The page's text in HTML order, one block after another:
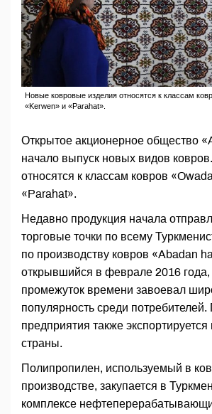
Новые ковровые изделия относятся к классам
«Kerwen» и «Parahat».
Открытое акционерное общество
начало выпуск новых видов
относятся к классам ковров
«Parahat».
Недавно продукция начала
торговые точки по всему
по производству ковров «Abadan
открывшийся в феврале 2016 года,
промежуток времени завоевал
популярность среди потребителей.
предприятия также
страны.
Полипропилен, используемый в
производстве, закупается в
комплексе